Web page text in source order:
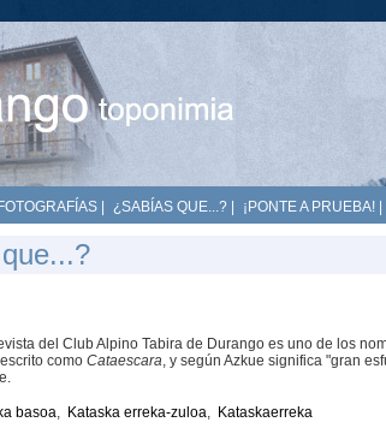
FOTOGRAFÍAS ¿SABÍAS QUE...? ¡PONTE A PRUEBA!
del Club Alpino Tabira de Durango es uno de los
como Cataescara, y según Azkue significa "gran
basoa, Kataska erreka-zuloa, Kataskaerreka